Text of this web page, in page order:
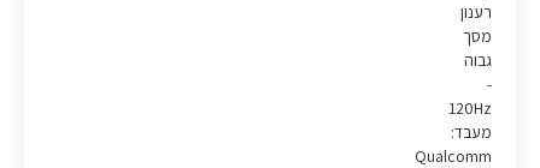
רענון
מסך
גבוה
120Hz
מעבד:
Qualcomm